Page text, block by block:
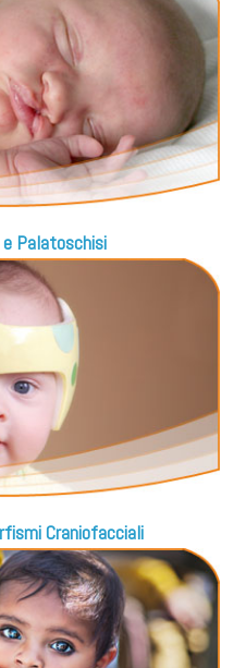
Palatoschisi
Craniofacciali